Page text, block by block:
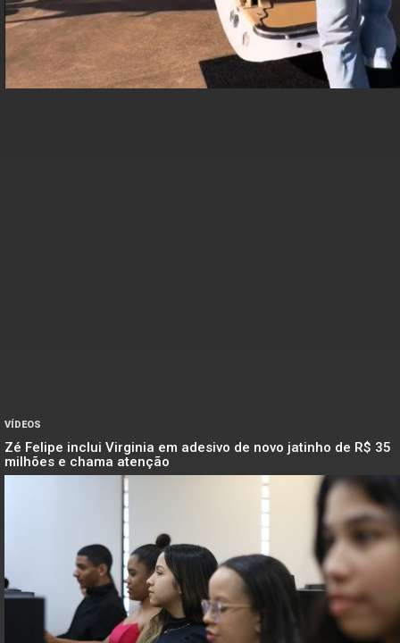
VÍDEOS
Zé Felipe inclui Virginia em adesivo de novo jatinho de R$ 35
milhões e chama atenção